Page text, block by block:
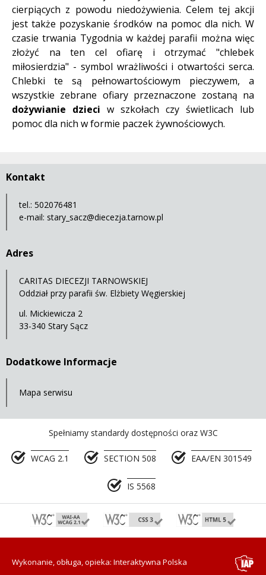
cierpiących z powodu niedożywienia. Celem tej akcji
jest także pozyskanie środków na pomoc dla nich. W
czasie trwania Tygodnia w każdej parafii można więc
złożyć na ten cel ofiarę i otrzymać "chlebek
miłosierdzia" - symbol wrażliwości i otwartości serca.
Chlebki te są pełnowartościowym pieczywem, a
wszystkie zebrane ofiary przeznaczone zostaną na
dożywianie dzieci w szkołach czy świetlicach lub
pomoc dla nich w formie paczek żywnościowych.
Kontakt
tel.: 502076481
e-mail: stary_sacz@diecezja.tarnow.pl
Adres
CARITAS DIECEZJI TARNOWSKIEJ
Oddział przy parafii św. Elżbiety Węgierskiej
ul. Mickiewicza 2
33-340 Stary Sącz
Dodatkowe Informacje
Mapa serwisu
Spełniamy standardy dostępności oraz W3C
WCAG 2.1 SECTION 508 EAA/EN 301549
IS 5568
Wykonanie, obługa, opieka: Interaktywna Polska